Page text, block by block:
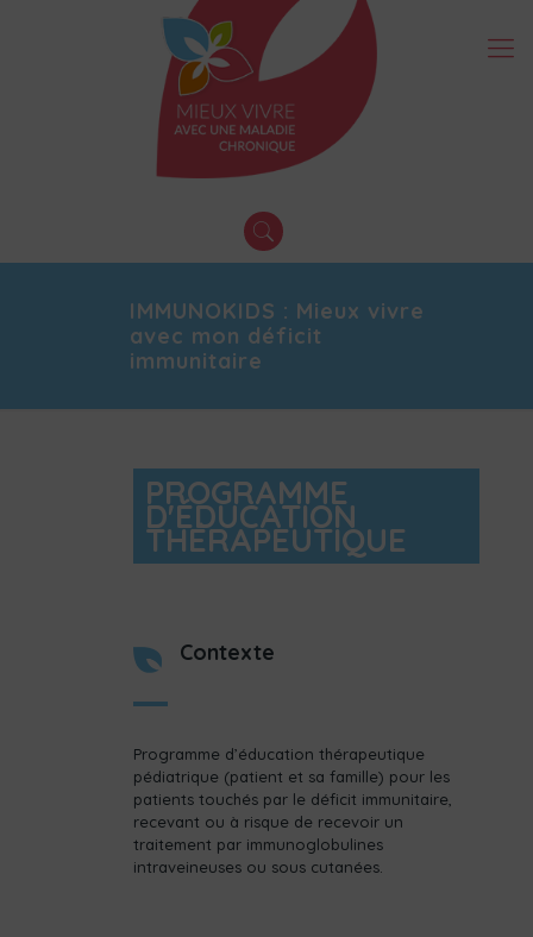
IMMUNOKIDS : Mieux vivre
avec mon déficit
immunitaire
PROGRAMME
D'ÉDUCATION
THÉRAPEUTIQUE
Contexte
Programme d’éducation thérapeutique
pédiatrique (patient et sa famille) pour les
patients touchés par le déficit immunitaire,
recevant ou à risque de recevoir un
traitement par immunoglobulines
intraveineuses ou sous cutanées.